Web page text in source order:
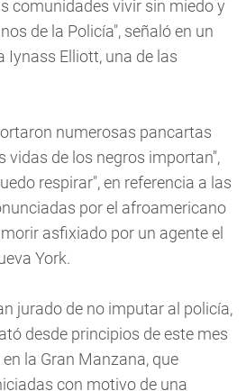
comunidades vivir sin miedo y
de la Policía", señaló en un
Elliott, una de las
numerosas pancartas
vidas de los negros importan",
respirar", en referencia a las
por el afroamericano
asfixiado por un agente el
York.
jurado de no imputar al policía,
desde principios de este mes
la Gran Manzana, que
con motivo de una